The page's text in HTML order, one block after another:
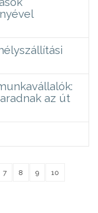
az út
7 8 9 10